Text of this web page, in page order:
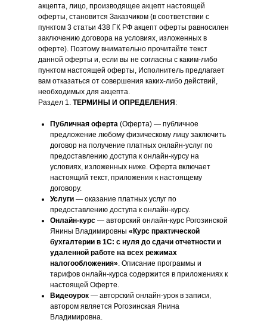
акцепта, лицо, производящее акцепт настоящей
оферты, становится Заказчиком (в соответствии с
пунктом 3 статьи 438 ГК РФ акцепт оферты равносилен
заключению договора на условиях, изложенных в
оферте). Поэтому внимательно прочитайте текст
данной оферты и, если вы не согласны с каким-либо
пунктом настоящей оферты, Исполнитель предлагает
вам отказаться от совершения каких-либо действий,
необходимых для акцепта.
Раздел 1. ТЕРМИНЫ И ОПРЕДЕЛЕНИЯ :
Публичная оферта (Оферта) — публичное
предложение любому физическому лицу заключить
договор на получение платных онлайн-услуг по
предоставлению доступа к онлайн-курсу на
условиях, изложенных ниже. Оферта включает
настоящий текст, приложения к настоящему
договору.
Услуги — оказание платных услуг по
предоставлению доступа к онлайн-курсу.
Онлайн-курс — авторский онлайн-курс Рогозинской
Янины Владимировны «Курс практической
бухгалтерии в 1С: с нуля до сдачи отчетности и
удаленной работе на всех режимах
налогообложения». Описание программы и
тарифов онлайн-курса содержится в приложениях к
настоящей Оферте.
Видеоурок — авторский онлайн-урок в записи,
автором является Рогозинская Янина
Владимировна.